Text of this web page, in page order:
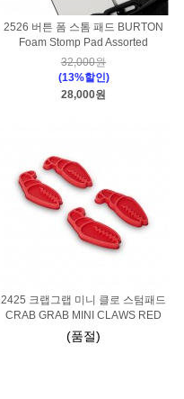
2526 버튼 폼 스톰 패드 BURTON
Foam Stomp Pad Assorted
32,000원
(13%할인)
28,000원
2425 크랩그랩 미니 클로 스텀패드
CRAB GRAB MINI CLAWS RED
(품절)